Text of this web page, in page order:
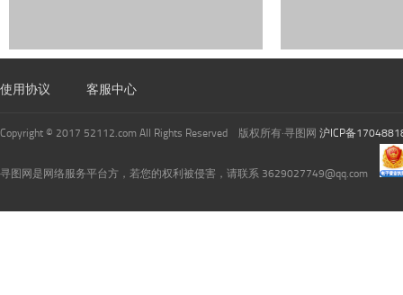
使用协议 客服中心
Copyright © 2017 52112.com All Rights Reserved 版权所有·寻图网 沪ICP备
寻图网是网络服务平台方，若您的权利被侵害，请联系 3629027749@qq.com